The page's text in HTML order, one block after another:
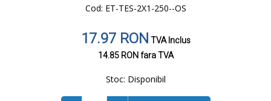
Cod: ET-TES-2X1-250--OS
17.97 RONTVA Inclus
14.85 RONfara TVA
Stoc: Disponibil